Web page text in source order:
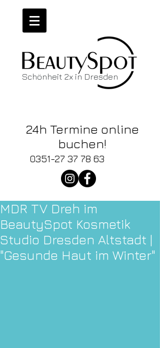
Schönheit 2x in Dresden
24h Termine online
buchen!
0351-27 37 78 63
MDR TV Dreh im
BeautySpot Kosmetik
Studio Dresden Altstadt |
"Gesunde Haut im Winter"